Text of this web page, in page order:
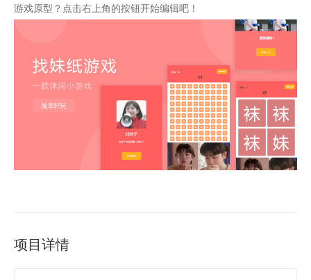
游戏原型？点击右上角的按钮开始编辑吧！
项目详情